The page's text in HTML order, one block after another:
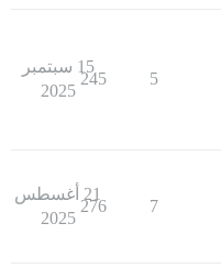
5
245
15 سبتمبر
2025
7
276
21 أغسطس
2025